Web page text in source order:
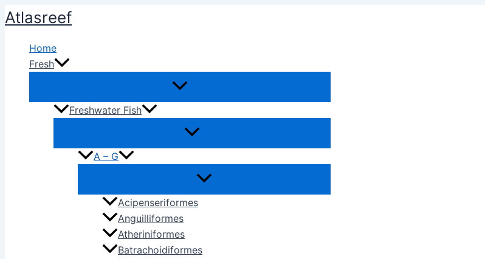
Ir
al
contenido
Atlasreef
Home
Fresh
Freshwater Fish
A – G
Acipenseriformes
Anguilliformes
Atheriniformes
Batrachoidiformes